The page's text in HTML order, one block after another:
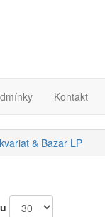
Kontakt
& Bazar LP